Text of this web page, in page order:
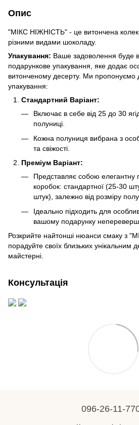
Опис
"МІКС НІЖНІСТЬ" - це витончена
різними видами шоколаду.
Упакування: Ваше задоволення буде
подарункове упакування, яке додає
витонченому десерту. Ми пропонуємо
упакування:
Стандартний Варіант:
Включає в себе від 25 до 30
полуниці.
Кожна полуниця вибрана з
та свіжості.
Преміум Варіант:
Представляє собою елегантну
коробок: стандартної (25-30
штук), залежно від розміру
Ідеально підходить для
вашому подарунку
Розкрийте найтонші нюанси смаку з
порадуйте своїх близьких унікальним
майстерні.
Консультація
096-26-11-